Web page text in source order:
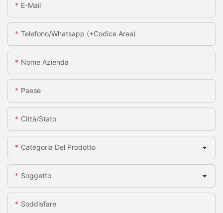
E-Mail
Telefono/whatsapp (+codice Area)
Nome Azienda
Paese
Città/stato
Categoria Del Prodotto
Soggetto
Soddisfare